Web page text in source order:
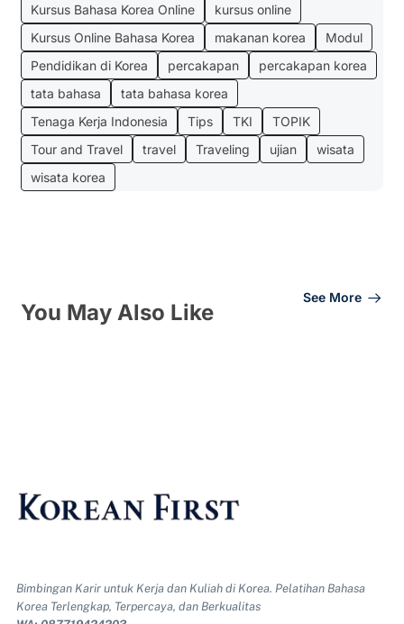
Kursus Bahasa Korea Online
kursus online
Kursus Online Bahasa Korea
makanan korea
Modul
Pendidikan di Korea
percakapan
percakapan korea
tata bahasa
tata bahasa korea
Tenaga Kerja Indonesia
Tips TKI
TOPIK
Tour and Travel
travel Traveling ujian
wisata
wisata korea
You May Also Like
See More
Bimbingan Karir untuk Kerja dan Kuliah di Korea. Pelatihan Bahasa
Korea Terlengkap, Terpercaya, dan Berkualitas